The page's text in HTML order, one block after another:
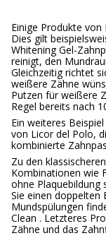
Einige Produkte
Dies gilt
Whitening Gel-
reinigt, den
Gleichzeitig richtet
weißere Zähne
Putzen für weißere
Regel bereits nach
Ein weiteres
von Licor del Polo,
kombinierte
Zu den
Kombinationen wie
ohne Plaquebildung
Sie einen doppelten
Mundspülungen
Clean . Letzteres
Zähne und das